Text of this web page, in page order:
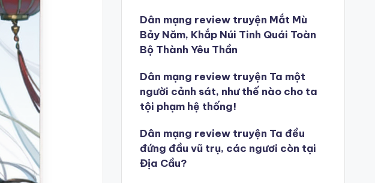
Dân mạng review truyện Mắt Mù
Bảy Năm, Khắp Núi Tinh Quái Toàn
Bộ Thành Yêu Thần
Dân mạng review truyện Ta một
người cảnh sát, như thế nào cho ta
tội phạm hệ thống!
Dân mạng review truyện Ta đều
đứng đầu vũ trụ, các ngươi còn tại
Địa Cầu?